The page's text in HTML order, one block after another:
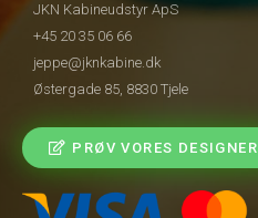
JKN Kabineudstyr ApS
+45 20 35 06 66
jeppe@jknkabine.dk
Østergade 85, 8830 Tjele
PRØV VORES DESIGNER